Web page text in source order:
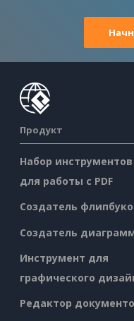
Продукт
Набор инструментов
для работы с PDF
Создатель
Создатель
Инструмент для
графического
Редактор